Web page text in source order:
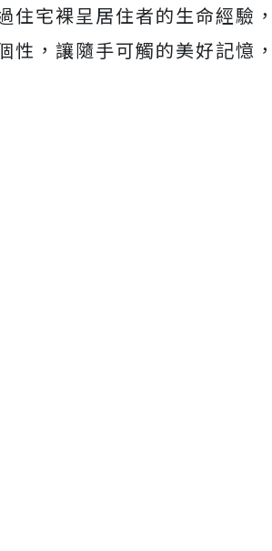
住宅裸呈居住者的生命經驗
性，讓隨手可觸的美好記憶